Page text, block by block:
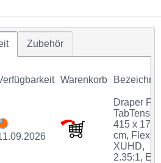
Zubehör
Warenkorb
Draper
415 x
cm,
XUHD,
2.35:1, ER